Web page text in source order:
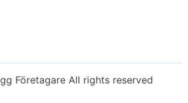
Företagare All rights reserved